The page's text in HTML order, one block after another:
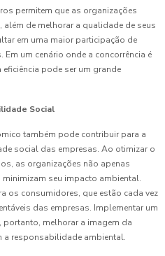
permitem que as organizações
de melhorar a qualidade de seus
em uma maior participação de
um cenário onde a concorrência é
pode ser um grande
Social
também pode contribuir para a
social das empresas. Ao otimizar o
as organizações não apenas
seu impacto ambiental.
os consumidores, que estão cada vez
das empresas. Implementar um
melhorar a imagem da
a responsabilidade ambiental.